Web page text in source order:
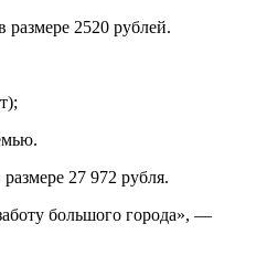
размере 2520 рублей.
27 972 рубля.
большого города», —